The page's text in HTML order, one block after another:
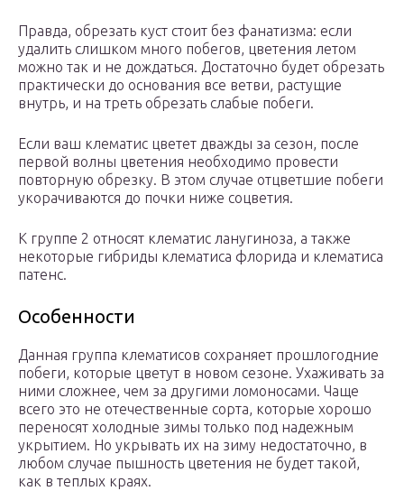
Правда, обрезать куст стоит без фанатизма: если
удалить слишком много побегов, цветения летом
можно так и не дождаться. Достаточно будет обрезать
практически до основания все ветви, растущие
внутрь, и на треть обрезать слабые побеги.
Если ваш клематис цветет дважды за сезон, после
первой волны цветения необходимо провести
повторную обрезку. В этом случае отцветшие побеги
укорачиваются до почки ниже соцветия.
К группе 2 относят клематис ланугиноза, а также
некоторые гибриды клематиса флорида и клематиса
патенс.
Особенности
Данная группа клематисов сохраняет прошлогодние
побеги, которые цветут в новом сезоне. Ухаживать за
ними сложнее, чем за другими ломоносами. Чаще
всего это не отечественные сорта, которые хорошо
переносят холодные зимы только под надежным
укрытием. Но укрывать их на зиму недостаточно, в
любом случае пышность цветения не будет такой,
как в теплых краях.